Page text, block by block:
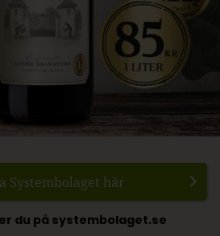
Systembolaget här
du på systembolaget.se